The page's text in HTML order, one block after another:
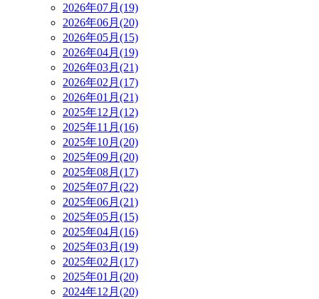
2026年07月(19)
2026年06月(20)
2026年05月(15)
2026年04月(19)
2026年03月(21)
2026年02月(17)
2026年01月(21)
2025年12月(12)
2025年11月(16)
2025年10月(20)
2025年09月(20)
2025年08月(17)
2025年07月(22)
2025年06月(21)
2025年05月(15)
2025年04月(16)
2025年03月(19)
2025年02月(17)
2025年01月(20)
2024年12月(20)